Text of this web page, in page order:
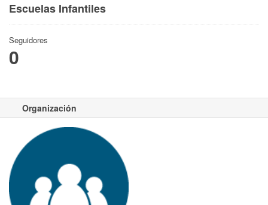
Escuelas Infantiles
Seguidores
0
Organización